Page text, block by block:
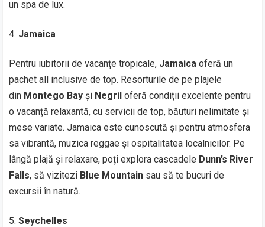
un spa de lux.
Jamaica
Pentru iubitorii de vacanțe tropicale, Jamaica oferă un
pachet all inclusive de top. Resorturile de pe plajele
din Montego Bay și Negril oferă condiții excelente pentru
o vacanță relaxantă, cu servicii de top, băuturi nelimitate și
mese variate. Jamaica este cunoscută și pentru atmosfera
sa vibrantă, muzica reggae și ospitalitatea localnicilor. Pe
lângă plajă și relaxare, poți explora cascadele Dunn’s River
Falls, să vizitezi Blue Mountain sau să te bucuri de
excursii în natură.
Seychelles